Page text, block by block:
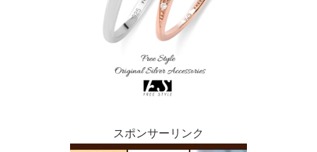
スポンサーリンク